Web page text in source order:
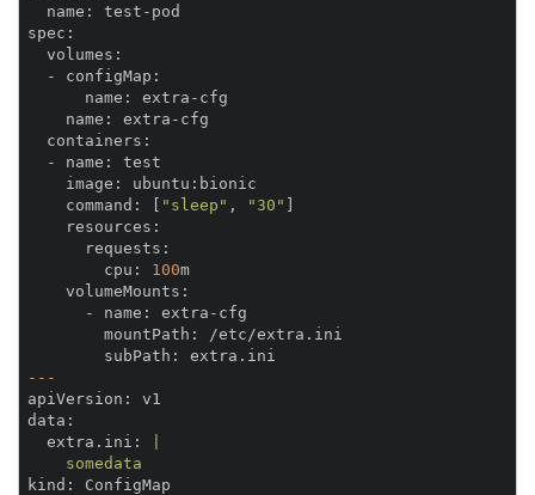
  name:
spec:
  volumes:
  - configMap:
      name:
    name:
  containers:
  - name:
    image:
    command:
[ "sleep" , "30"
    resources:
      requests:
        cpu:
100 m
    volumeMounts:
      - name:
        mountPath:
        subPath:
---
apiVersion:
data:
  extra.ini:
    somedata
kind: